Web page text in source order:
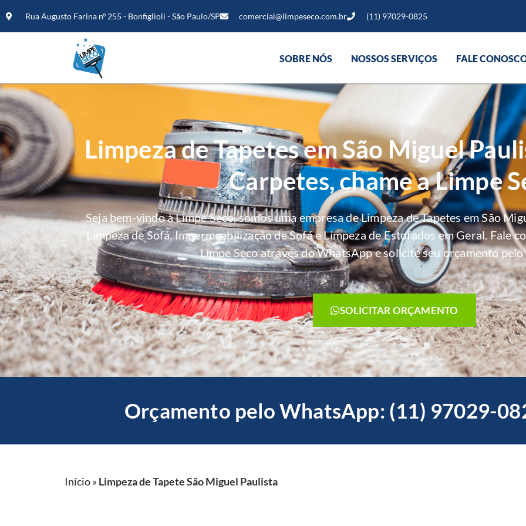
Rua Augusto Farina nº 255 - Bonfiglioli - São Paulo/SP comercial@limpeseco.com.br (11) 97029-0825
SOBRE NÓS NOSSOS SERVIÇOS FALE
Limpeza de Tapetes em São Miguel
Carpetes, chame a Limpe
Seja bem-vindo à Limpe Seco, somos uma empresa de Limpeza de Tapetes em São
Limpeza de Sofá, Impermeabilização de Sofá e Limpeza de Estofados em Geral. Fale
Limpe Seco através do WhatsApp e solicite seu orçamento
SOLICITAR ORÇAMENTO
Orçamento pelo WhatsApp: (11) 97029-
Início» Limpeza de Tapete São Miguel Paulista